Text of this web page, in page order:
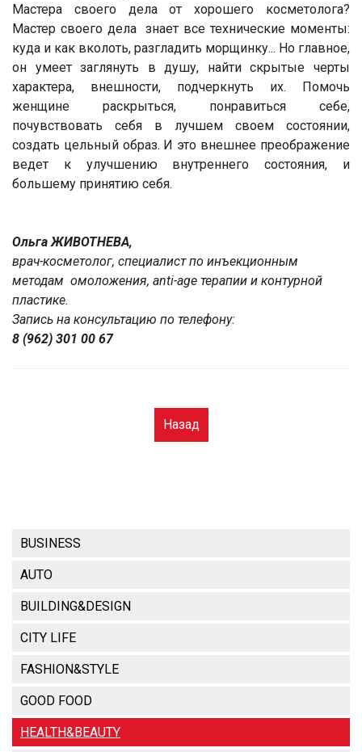
Мастера своего дела от хорошего косметолога?
Мастер своего дела знает все технические моменты:
куда и как вколоть, разгладить морщинку... Но главное,
он умеет заглянуть в душу, найти скрытые черты
характера, внешности, подчеркнуть их. Помочь
женщине раскрыться, понравиться себе,
почувствовать себя в лучшем своем состоянии,
создать цельный образ. И это внешнее преображение
ведет к улучшению внутреннего состояния, и
большему принятию себя.
Ольга ЖИВОТНЕВА,
врач-косметолог, специалист по инъекционным
методам омоложения, anti-age терапии и контурной
пластике.
Запись на консультацию по телефону:
8 (962) 301 00 67
Назад
BUSINESS
AUTO
BUILDING&DESIGN
CITY LIFE
FASHION&STYLE
GOOD FOOD
HEALTH&BEAUTY